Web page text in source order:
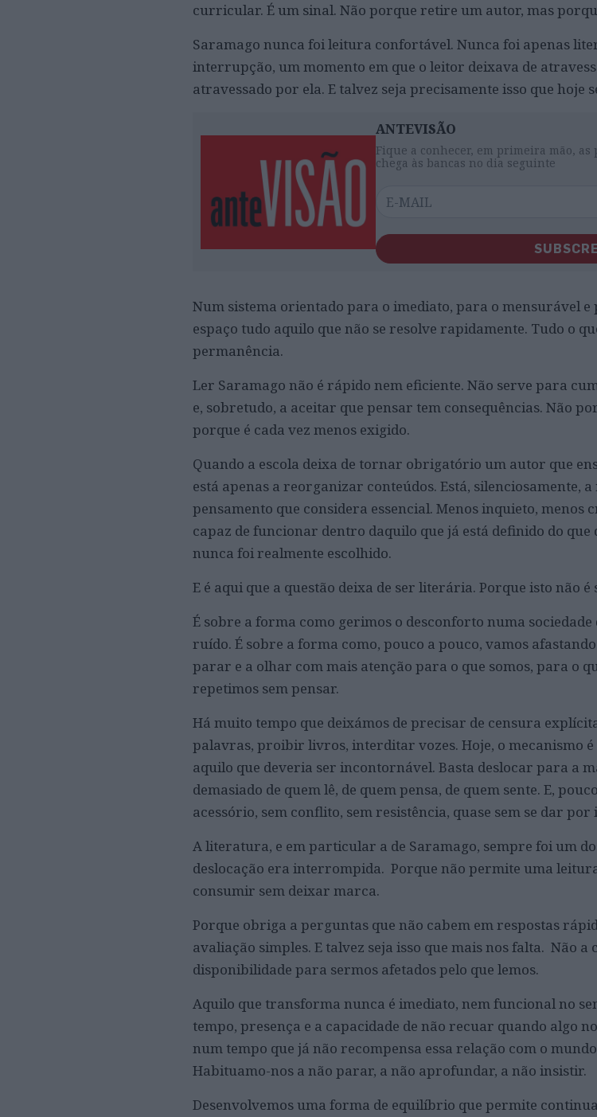
curricular. É um sinal. Não porque retire um autor, mas
Saramago nunca foi leitura confortável. Nunca foi apenas
interrupção, um momento em que o leitor deixava de
atravessado por ela. E talvez seja precisamente isso que hoje
ANTEVISÃO
Fique a conhecer, em primeira mão,
chega às bancas no dia seguinte
Num sistema orientado para o imediato, para o mensurável
espaço tudo aquilo que não se resolve rapidamente. Tudo o
permanência.
Ler Saramago não é rápido nem eficiente. Não serve para
e, sobretudo, a aceitar que pensar tem consequências. Não
porque é cada vez menos exigido.
Quando a escola deixa de tornar obrigatório um autor que
está apenas a reorganizar conteúdos. Está, silenciosamente,
pensamento que considera essencial. Menos inquieto, menos
capaz de funcionar dentro daquilo que já está definido do
nunca foi realmente escolhido.
E é aqui que a questão deixa de ser literária. Porque isto não é
É sobre a forma como gerimos o desconforto numa
ruído. É sobre a forma como, pouco a pouco, vamos
parar e a olhar com mais atenção para o que somos, para o
repetimos sem pensar.
Há muito tempo que deixámos de precisar de censura
palavras, proibir livros, interditar vozes. Hoje, o mecanismo
aquilo que deveria ser incontornável. Basta deslocar para a
demasiado de quem lê, de quem pensa, de quem sente. E,
acessório, sem conflito, sem resistência, quase sem se dar por
A literatura, e em particular a de Saramago, sempre foi um
deslocação era interrompida. Porque não permite uma
consumir sem deixar marca.
Porque obriga a perguntas que não cabem em respostas
avaliação simples. E talvez seja isso que mais nos falta. Não a
disponibilidade para sermos afetados pelo que lemos.
Aquilo que transforma nunca é imediato, nem funcional no
tempo, presença e a capacidade de não recuar quando algo
num tempo que já não recompensa essa relação com o
Habituamo-nos a não parar, a não aprofundar, a não insistir.
Desenvolvemos uma forma de equilíbrio que permite